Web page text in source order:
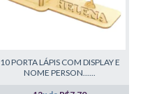
10 PORTA LÁPIS COM DISPLAY E
NOME PERSON......